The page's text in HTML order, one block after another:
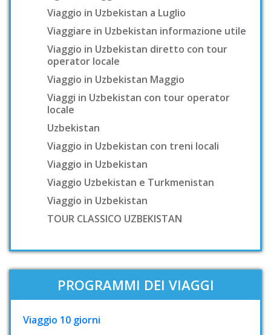
Viaggio in Uzbekistan a Luglio
Viaggiare in Uzbekistan informazione utile
Viaggio in Uzbekistan diretto con tour
operator locale
Viaggio in Uzbekistan Maggio
Viaggi in Uzbekistan con tour operator
locale
Uzbekistan
Viaggio in Uzbekistan con treni locali
Viaggio in Uzbekistan
Viaggio Uzbekistan e Turkmenistan
Viaggio in Uzbekistan
TOUR CLASSICO UZBEKISTAN
PROGRAMMI DEI VIAGGI
Viaggio 10 giorni